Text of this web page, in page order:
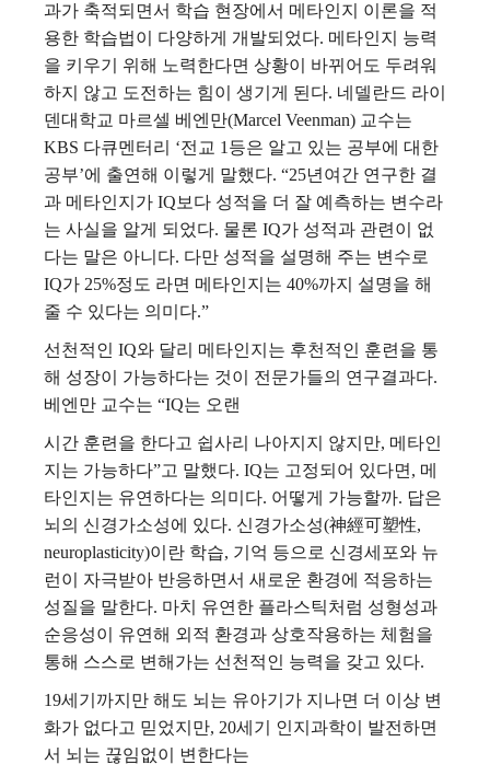
과가 축적되면서 학습 현장에서 메타인지 이론을 적
용한 학습법이 다양하게 개발되었다. 메타인지 능력
을 키우기 위해 노력한다면 상황이 바뀌어도 두려워
하지 않고 도전하는 힘이 생기게 된다. 네델란드 라이
덴대학교 마르셀 베엔만(Marcel Veenman) 교수는
KBS 다큐멘터리 ‘전교 1등은 알고 있는 공부에 대한
공부’에 출연해 이렇게 말했다. “25년여간 연구한 결
과 메타인지가 IQ보다 성적을 더 잘 예측하는 변수라
는 사실을 알게 되었다. 물론 IQ가 성적과 관련이 없
다는 말은 아니다. 다만 성적을 설명해 주는 변수로
IQ가 25%정도 라면 메타인지는 40%까지 설명을 해
줄 수 있다는 의미다.”
선천적인 IQ와 달리 메타인지는 후천적인 훈련을 통
해 성장이 가능하다는 것이 전문가들의 연구결과다.
베엔만 교수는 “IQ는 오랜
시간 훈련을 한다고 쉽사리 나아지지 않지만, 메타인
지는 가능하다”고 말했다. IQ는 고정되어 있다면, 메
타인지는 유연하다는 의미다. 어떻게 가능할까. 답은
뇌의 신경가소성에 있다. 신경가소성(神經可塑性,
neuroplasticity)이란 학습, 기억 등으로 신경세포와 뉴
런이 자극받아 반응하면서 새로운 환경에 적응하는
성질을 말한다. 마치 유연한 플라스틱처럼 성형성과
순응성이 유연해 외적 환경과 상호작용하는 체험을
통해 스스로 변해가는 선천적인 능력을 갖고 있다.
19세기까지만 해도 뇌는 유아기가 지나면 더 이상 변
화가 없다고 믿었지만, 20세기 인지과학이 발전하면
서 뇌는 끊임없이 변한다는